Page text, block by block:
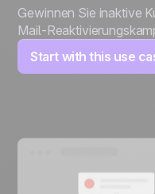
Gewinnen Sie inaktive
Mail-
Start with this use